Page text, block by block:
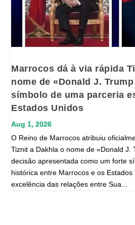
Marrocos dá à via rápida
nome de «Donald J.
símbolo de uma parceria
Estados Unidos
Aug 1, 2026
O Reino de Marrocos atribuiu
Tiznit a Dakhla o nome de «Donald J.
decisão apresentada como um forte
histórica entre Marrocos e os
excelência das relações entre Sua...